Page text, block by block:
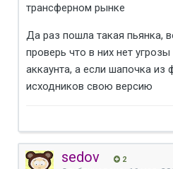
трансферном рынке
Да раз пошла такая пьянка,
проверь что в них нет
аккаунта, а если шапочка из
исходников свою версию
sedov 2